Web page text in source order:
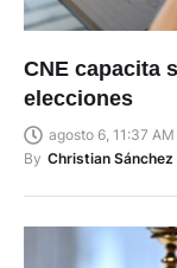
CNE capacita
elecciones
agosto 6, 11:37 AM
By Christian